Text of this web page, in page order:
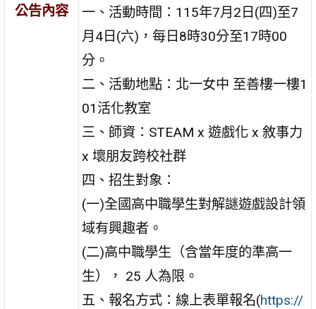
公告內容
一、活動時間：115年7月2日(四)至7
月4日(六)，每日8時30分至17時00
分。
二、活動地點：北一女中 至善樓一樓1
01活化教室
三、師資：STEAM x 遊戲化 x 敘事力
x 壞朋友跨校社群
四、招生對象：
(一)全國高中職學生對解謎遊戲設計領
域有興趣者。
(二)高中職學生（含當年度的準高一
生）， 25 人為限。
五、報名方式：線上表單報名(https://